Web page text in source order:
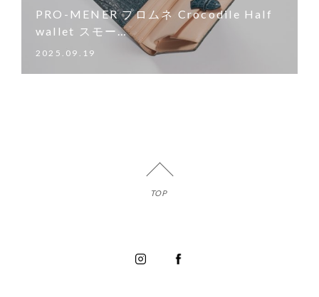
PRO-MENER プロムネ Crocodile Half
wallet スモー…
2025.09.19
TOP